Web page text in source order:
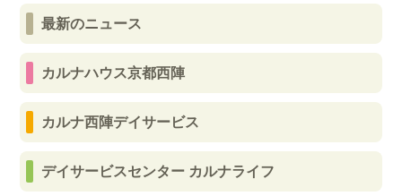
最新のニュース
カルナハウス京都西陣
カルナ西陣デイサービス
デイサービスセンター カルナライフ